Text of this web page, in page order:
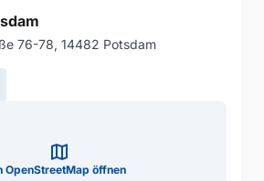
76-78, 14482 Potsdam
map
OpenStreetMap öffnen